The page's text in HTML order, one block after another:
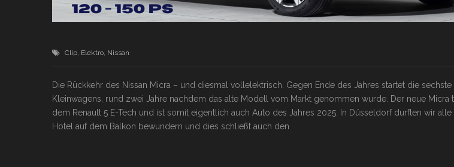
Clip Elektro Nissan
Die Rückkehr des Nissan Micra – und diesmal vollelektrisch. Gegen Ende des Jahres startet die
Kleinwagens, rund zwei Jahre nachdem das alte Modell vom Markt genommen wurde. Der neue Micra
dem Renault 5 E-Tech und ist somit eigentlich auch Auto des Jahres 2025. In Düsseldorf durften wir
Hotel auf dem Balkon bewundern und dies schließt auch den